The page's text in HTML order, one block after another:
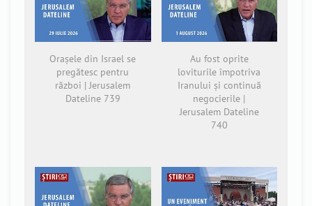
Orașele din Israel se
pregătesc pentru
război | Jerusalem
Dateline 739
Au fost oprite
loviturile împotriva
Iranului și continuă
negocierile |
Jerusalem Dateline
740